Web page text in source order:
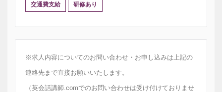
交通費支給 研修あり
※求人内容についてのお問い合わせ・お申し込みは上記の
連絡先まで直接お願いいたします。
（英会話講師.comでのお問い合わせは受け付けておりませ